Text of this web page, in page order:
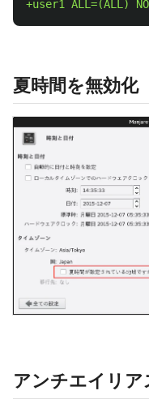
夏時間を無効化
アンチエイリア